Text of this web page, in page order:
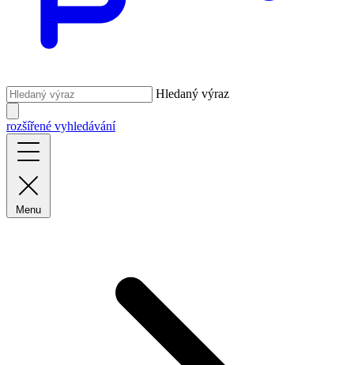
Hledaný výraz
rozšířené vyhledávání
Menu